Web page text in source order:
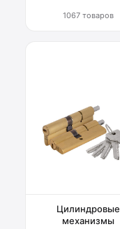
1067 товаров
Цилиндровые
механизмы